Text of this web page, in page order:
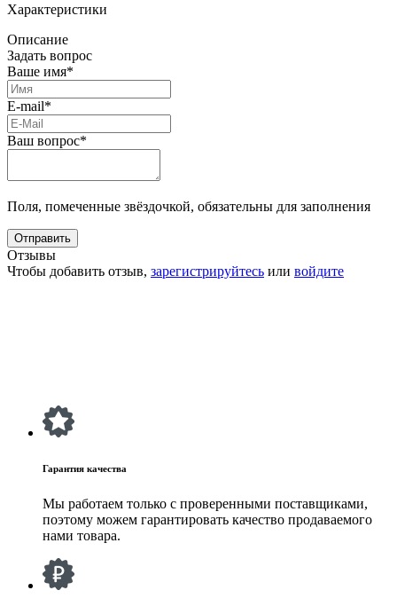
Характеристики
Описание
Задать вопрос
Ваше имя*
E-mail*
Ваш вопрос*
Поля, помеченные звёздочкой, обязательны для заполнения
Отзывы
Чтобы добавить отзыв, зарегистрируйтесь или войдите
Гарантия качества
Мы работаем только с проверенными поставщиками,
поэтому можем гарантировать качество продаваемого
нами товара.